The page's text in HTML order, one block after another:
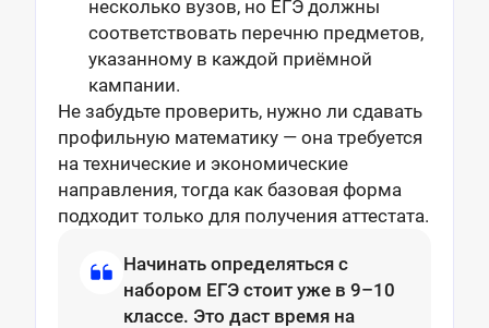
несколько вузов, но ЕГЭ должны
соответствовать перечню предметов,
указанному в каждой приёмной
кампании.
Не забудьте проверить, нужно ли сдавать
профильную математику — она требуется
на технические и экономические
направления, тогда как базовая форма
подходит только для получения аттестата.
Начинать определяться с
набором ЕГЭ стоит уже в 9–10
классе. Это даст время на